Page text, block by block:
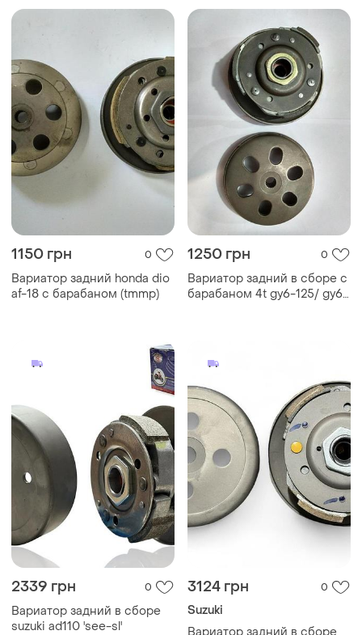
1150 грн 0
Вариатор задний honda dio
af-18 с барабаном (tmmp)
1250 грн 0
Вариатор задний в сборе с
барабаном 4t gy6-125/ gy6-
2339 грн 0
Вариатор задний в сборе
suzuki ad110 'see-sl'
3124 грн 0
Suzuki
Вариатор задний в сборе